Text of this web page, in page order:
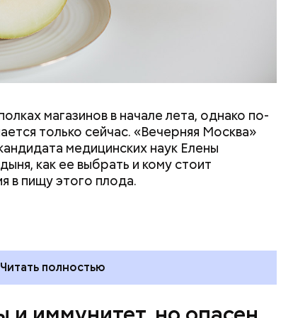
магазинов в начале лета, однако по-
только сейчас. «Вечерняя Москва»
медицинских наук Елены
как ее выбрать и кому стоит
в пищу этого плода.
Читать полностью
болезнью, щавель ему не
гастрите, холецистите, синдроме
и панкреатите продукт тоже лучше
врач. — Он может привести к
и раздражать слизистые оболочки.